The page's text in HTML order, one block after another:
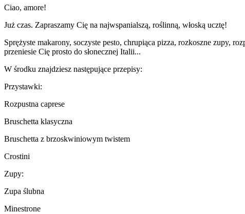
Ciao, amore!
Już czas. Zapraszamy Cię na najwspanialszą, roślinną, włoską ucztę!
Sprężyste makarony, soczyste pesto, chrupiąca pizza, rozkoszne zupy,
przeniesie Cię prosto do słonecznej Italii...
W środku znajdziesz następujące przepisy:
Przystawki:
Rozpustna caprese
Bruschetta klasyczna
Bruschetta z brzoskwiniowym twistem
Crostini
Zupy:
Zupa ślubna
Minestrone